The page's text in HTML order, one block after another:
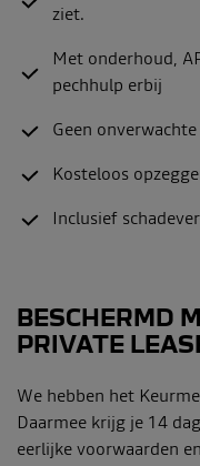
ziet.
Met onderhoud,
pechhulp erbij
Geen
Kosteloos
Inclusief
BESCHERMD
PRIVATE
We hebben het
Daarmee krijg je 14
eerlijke voorwaarden